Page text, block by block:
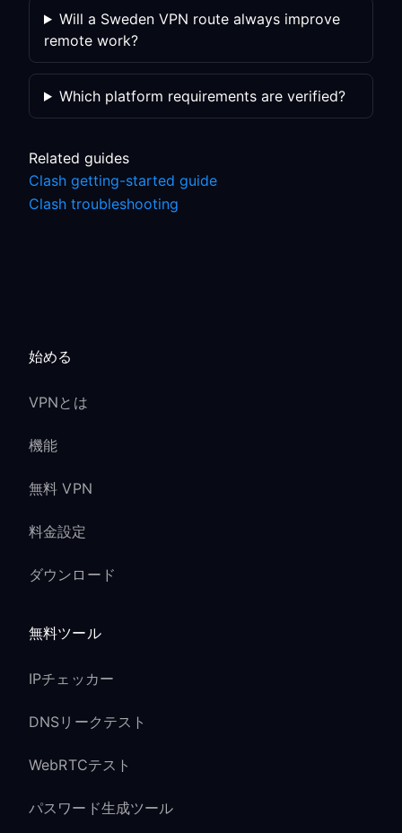
Will a Sweden VPN route always improve
remote work?
Which platform requirements are verified?
Related guides
Clash getting-started guide
Clash troubleshooting
始める
VPNとは
機能
無料 VPN
料金設定
ダウンロード
無料ツール
IPチェッカー
DNSリークテスト
WebRTCテスト
パスワード生成ツール